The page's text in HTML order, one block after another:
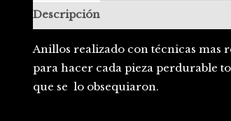
Descripción
Anillos realizado con técnicas mas
para hacer cada pieza perdurable
que se lo obsequiaron.